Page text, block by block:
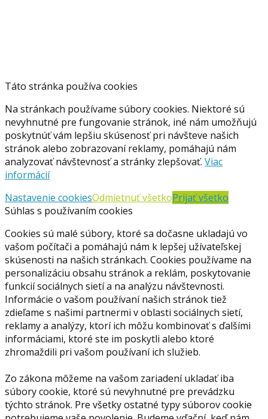
Táto stránka používa cookies
Na stránkach používame súbory cookies. Niektoré sú
nevyhnutné pre fungovanie stránok, iné nám umožňujú
poskytnúť vám lepšiu skúsenosť pri návšteve našich
stránok alebo zobrazovaní reklamy, pomáhajú nám
analyzovať návštevnosť a stránky zlepšovať. Viac
informácií
Nastavenie cookiesOdmietnuť všetkoPrijať všetko
Súhlas s používaním cookies
Cookies sú malé súbory, ktoré sa dočasne ukladajú vo
vašom počítači a pomáhajú nám k lepšej užívateľskej
skúsenosti na našich stránkach. Cookies používame na
personalizáciu obsahu stránok a reklám, poskytovanie
funkcií sociálnych sietí a na analýzu návštevnosti.
Informácie o vašom používaní našich stránok tiež
zdieľame s našimi partnermi v oblasti sociálnych sietí,
reklamy a analýzy, ktorí ich môžu kombinovať s ďalšími
informáciami, ktoré ste im poskytli alebo ktoré
zhromaždili pri vašom používaní ich služieb.
Zo zákona môžeme na vašom zariadení ukladať iba
súbory cookie, ktoré sú nevyhnutné pre prevádzku
týchto stránok. Pre všetky ostatné typy súborov cookie